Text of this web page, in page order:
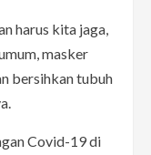
harus kita jaga,
masker
bersihkan tubuh
Covid-19 di